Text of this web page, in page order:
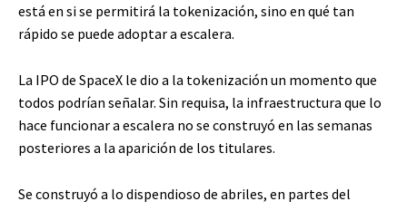
está en si se permitirá la tokenización, sino en qué tan
rápido se puede adoptar a escalera.
La IPO de SpaceX le dio a la tokenización un momento que
todos podrían señalar. Sin requisa, la infraestructura que lo
hace funcionar a escalera no se construyó en las semanas
posteriores a la aparición de los titulares.
Se construyó a lo dispendioso de abriles, en partes del